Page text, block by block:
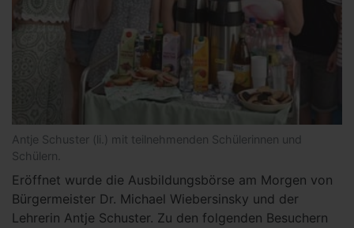
Antje Schuster (li.) mit teilnehmenden Schülerinnen und
Schülern.
Eröffnet wurde die Ausbildungsbörse am Morgen von
Bürgermeister Dr. Michael Wiebersinsky und der
Lehrerin Antje Schuster. Zu den folgenden Besuchern